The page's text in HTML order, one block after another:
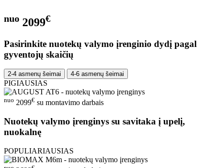
nuo 2099€
Pasirinkite nuotekų valymo įrenginio dydį pagal
gyventojų skaičių
2-4 asmenų šeimai 4-6 asmenų šeimai
PIGIAUSIAS
nuo 2099€ su montavimo darbais
Nuotekų valymo įrenginys su savitaka į upelį,
nuokalnę
POPULIARIAUSIAS